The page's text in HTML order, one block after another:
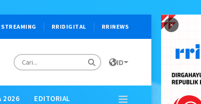
×
STREAMING RRIDIGITAL RRINEWS
ID
2026 EDITORIAL